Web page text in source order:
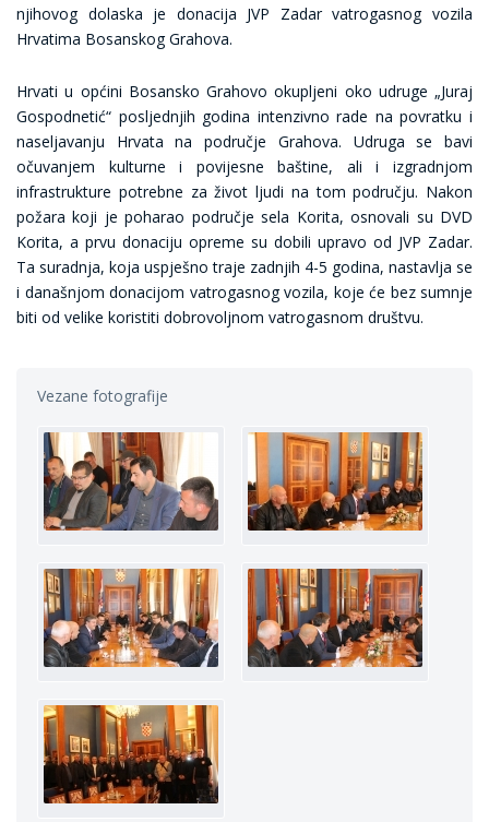
njihovog dolaska je donacija JVP Zadar vatrogasnog vozila
Hrvatima Bosanskog Grahova.
Hrvati u općini Bosansko Grahovo okupljeni oko udruge „Juraj
Gospodnetić“ posljednjih godina intenzivno rade na povratku i
naseljavanju Hrvata na područje Grahova. Udruga se bavi
očuvanjem kulturne i povijesne baštine, ali i izgradnjom
infrastrukture potrebne za život ljudi na tom području. Nakon
požara koji je poharao područje sela Korita, osnovali su DVD
Korita, a prvu donaciju opreme su dobili upravo od JVP Zadar.
Ta suradnja, koja uspješno traje zadnjih 4-5 godina, nastavlja se
i današnjom donacijom vatrogasnog vozila, koje će bez sumnje
biti od velike koristiti dobrovoljnom vatrogasnom društvu.
Vezane fotografije